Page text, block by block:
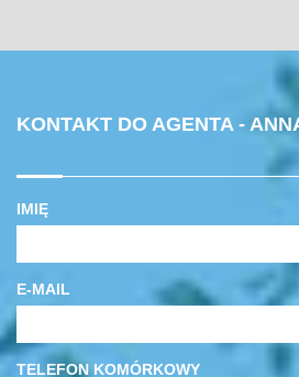
KONTAKT DO AGENTA -
IMIĘ
E-MAIL
TELEFON KOMÓRKOWY